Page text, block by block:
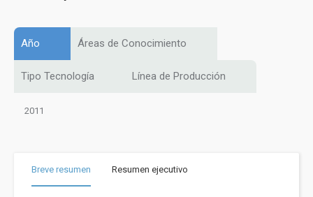
Año Áreas de Conocimiento
Tipo Tecnología Línea de Producción
2011
Breve resumen Resumen ejecutivo